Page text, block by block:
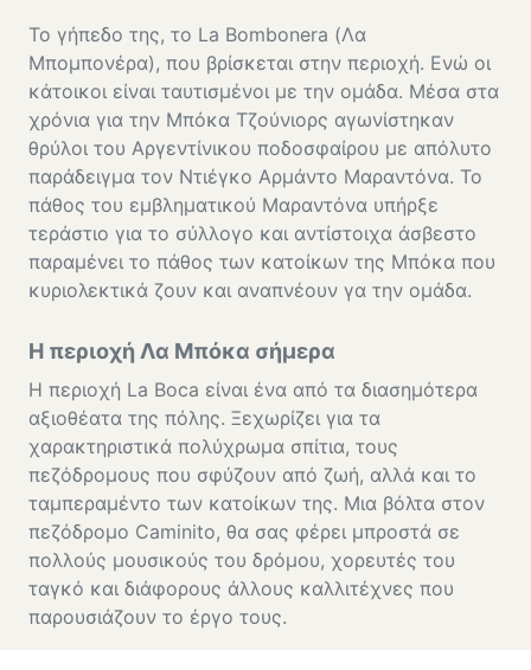
Το γήπεδο της, το La Bombonera (Λα
Μπομπονέρα), που βρίσκεται στην περιοχή. Ενώ οι
κάτοικοι είναι ταυτισμένοι με την ομάδα. Μέσα στα
χρόνια για την Μπόκα Τζούνιορς αγωνίστηκαν
θρύλοι του Αργεντίνικου ποδοσφαίρου με απόλυτο
παράδειγμα τον Ντιέγκο Αρμάντο Μαραντόνα. Το
πάθος του εμβληματικού Μαραντόνα υπήρξε
τεράστιο για το σύλλογο και αντίστοιχα άσβεστο
παραμένει το πάθος των κατοίκων της Μπόκα που
κυριολεκτικά ζουν και αναπνέουν γα την ομάδα.
Η περιοχή Λα Μπόκα σήμερα
Η περιοχή La Boca είναι ένα από τα διασημότερα
αξιοθέατα της πόλης. Ξεχωρίζει για τα
χαρακτηριστικά πολύχρωμα σπίτια, τους
πεζόδρομους που σφύζουν από ζωή, αλλά και το
ταμπεραμέντο των κατοίκων της. Μια βόλτα στον
πεζόδρομο Caminito, θα σας φέρει μπροστά σε
πολλούς μουσικούς του δρόμου, χορευτές του
ταγκό και διάφορους άλλους καλλιτέχνες που
παρουσιάζουν το έργο τους.